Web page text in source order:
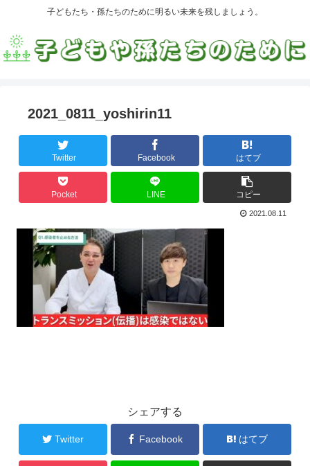
子どもたち・孫たちのために明るい未来を残しましょう。
2021_0811_yoshirin11
Twitter Facebook はてブ
Pocket LINE コピー
2021.08.11
シェアする
Twitter Facebook はてブ